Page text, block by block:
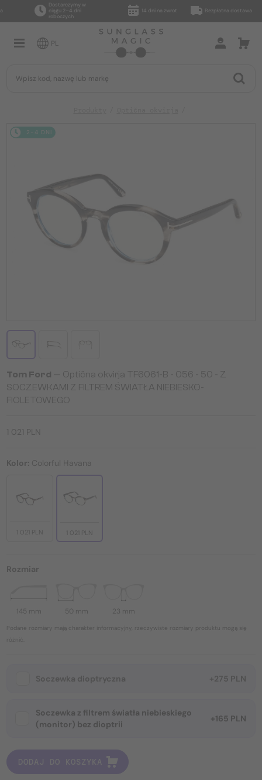
Dostarczymy w
ciągu 2–4 dni
roboczych
14 dni na zwrot Bezpłatna dostawa
PL
2-4 DNI
Tom Ford — Optična okvirja TF6061-B - 056 - 50 - Z
SOCZEWKAMI Z FILTREM ŚWIATŁA NIEBIESKO-
FIOLETOWEGO
1 021 PLN
Kolor: Colorful Havana
1 021 PLN 1 021 PLN
Rozmiar
145 mm 50 mm 23 mm
Podane rozmiary mają charakter informacyjny, rzeczywiste rozmiary produktu mogą się
różnić.
Soczewka dioptryczna +275 PLN
Soczewka z filtrem światła niebieskiego
(monitor) bez dioptrii
+165 PLN
DODAJ DO KOSZYKA